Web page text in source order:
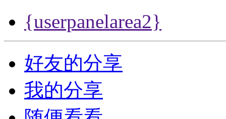
{userpanelarea2}
好友的分享
我的分享